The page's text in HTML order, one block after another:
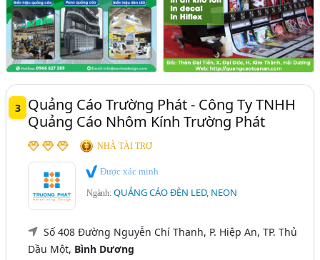
3
Quảng Cáo Trường Phát - Công Ty TNHH
Quảng Cáo Nhôm Kính Trường Phát
NHÀ TÀI TRỢ
Được xác minh
Ngành:QUẢNG CÁO ĐÈN LED, NEON
Số 408 Đường Nguyễn Chí Thanh, P. Hiệp An, TP. Thủ
Dầu Một, Bình Dương